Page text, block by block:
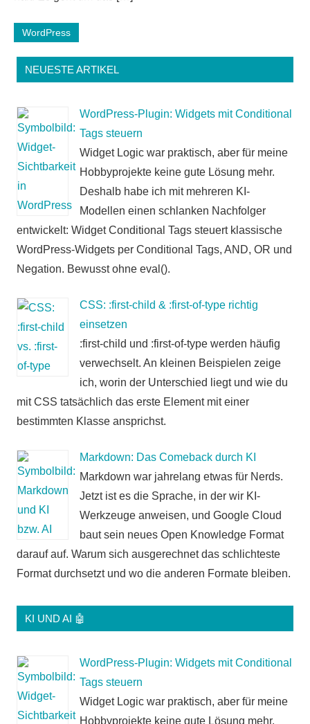
WordPress
NEUESTE ARTIKEL
WordPress-Plugin: Widgets mit Conditional
Tags steuern
Widget Logic war praktisch, aber für meine
Hobbyprojekte keine gute Lösung mehr.
Deshalb habe ich mit mehreren KI-
Modellen einen schlanken Nachfolger
entwickelt: Widget Conditional Tags steuert klassische
WordPress-Widgets per Conditional Tags, AND, OR und
Negation. Bewusst ohne eval().
CSS: :first-child & :first-of-type richtig
einsetzen
:first-child und :first-of-type werden häufig
verwechselt. An kleinen Beispielen zeige
ich, worin der Unterschied liegt und wie du
mit CSS tatsächlich das erste Element mit einer
bestimmten Klasse ansprichst.
Markdown: Das Comeback durch KI
Markdown war jahrelang etwas für Nerds.
Jetzt ist es die Sprache, in der wir KI-
Werkzeuge anweisen, und Google Cloud
baut sein neues Open Knowledge Format
darauf auf. Warum sich ausgerechnet das schlichteste
Format durchsetzt und wo die anderen Formate bleiben.
KI UND AI 🤖
WordPress-Plugin: Widgets mit Conditional
Tags steuern
Widget Logic war praktisch, aber für meine
Hobbyprojekte keine gute Lösung mehr.